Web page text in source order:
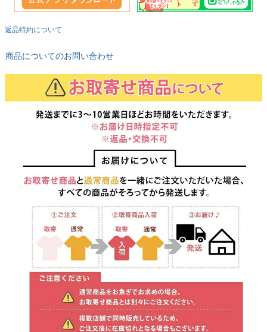
返品特約について
商品についてのお問い合わせ